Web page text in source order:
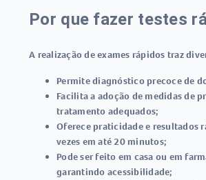
Por que fazer testes
A realização de exames rápidos traz
Permite diagnóstico precoce de
Facilita a adoção de medidas de
tratamento adequados;
Oferece praticidade e resultados
vezes em até 20 minutos;
Pode ser feito em casa ou em
garantindo acessibilidade;